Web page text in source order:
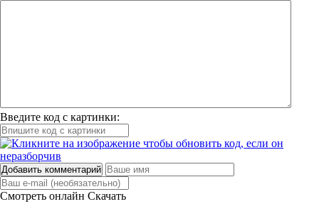
Введите код с картинки:
Добавить комментарий
Смотреть онлайн Скачать